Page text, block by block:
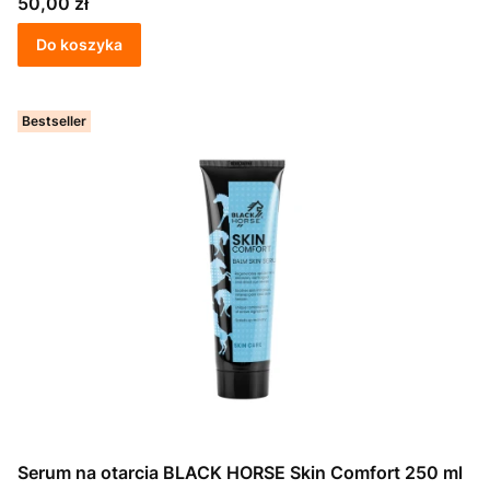
Do koszyka
Bestseller
Serum na otarcia BLACK HORSE Skin Comfort 250 ml